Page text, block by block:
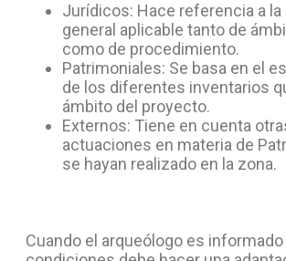
Jurídicos: Hace referencia a
general aplicable tanto de
como de procedimiento.
Patrimoniales: Se basa en el
de los diferentes inventarios
ámbito del proyecto.
Externos: Tiene en cuenta
actuaciones en materia de
se hayan realizado en la zona.
Cuando el arqueólogo es